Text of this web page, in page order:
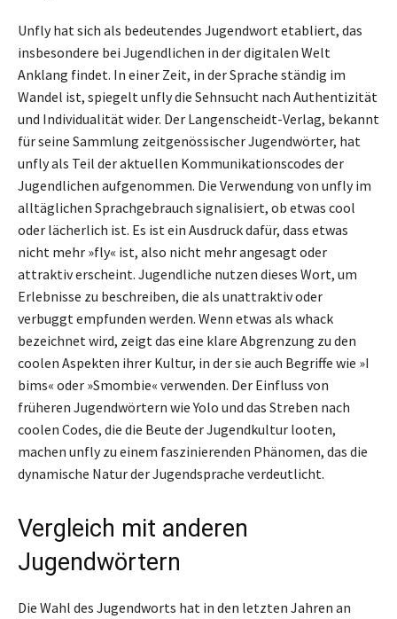
Unfly hat sich als bedeutendes Jugendwort etabliert, das
insbesondere bei Jugendlichen in der digitalen Welt
Anklang findet. In einer Zeit, in der Sprache ständig im
Wandel ist, spiegelt unfly die Sehnsucht nach Authentizität
und Individualität wider. Der Langenscheidt-Verlag, bekannt
für seine Sammlung zeitgenössischer Jugendwörter, hat
unfly als Teil der aktuellen Kommunikationscodes der
Jugendlichen aufgenommen. Die Verwendung von unfly im
alltäglichen Sprachgebrauch signalisiert, ob etwas cool
oder lächerlich ist. Es ist ein Ausdruck dafür, dass etwas
nicht mehr »fly« ist, also nicht mehr angesagt oder
attraktiv erscheint. Jugendliche nutzen dieses Wort, um
Erlebnisse zu beschreiben, die als unattraktiv oder
verbuggt empfunden werden. Wenn etwas als whack
bezeichnet wird, zeigt das eine klare Abgrenzung zu den
coolen Aspekten ihrer Kultur, in der sie auch Begriffe wie »I
bims« oder »Smombie« verwenden. Der Einfluss von
früheren Jugendwörtern wie Yolo und das Streben nach
coolen Codes, die die Beute der Jugendkultur looten,
machen unfly zu einem faszinierenden Phänomen, das die
dynamische Natur der Jugendsprache verdeutlicht.
Vergleich mit anderen
Jugendwörtern
Die Wahl des Jugendworts hat in den letzten Jahren an